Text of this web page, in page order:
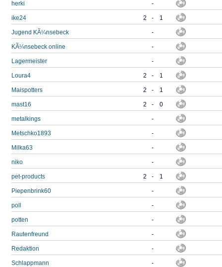
herki -
ike24 2 - 1
Jugend KÃ¼nsebeck -
KÃ¼nsebeck online -
Lagermeister -
Loura4 2 - 1
Maispotters 2 - 1
mast16 2 - 0
metalkings -
Metschko1893 -
Milka63 -
niko -
pet-products 2 - 1
Piepenbrink60 -
poll -
potten -
Rautenfreund -
Redaktion -
Schlappmann -